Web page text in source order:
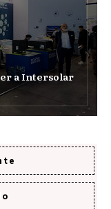
a Intersolar